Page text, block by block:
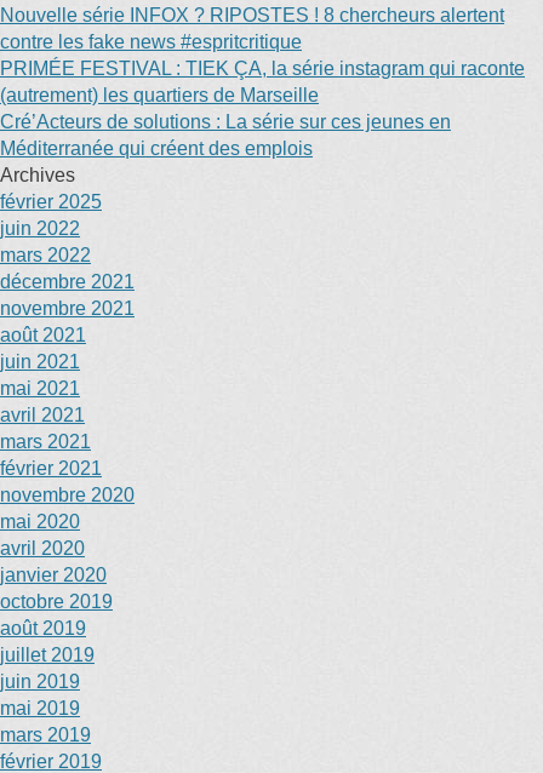
Nouvelle série INFOX ? RIPOSTES ! 8 chercheurs alertent
contre les fake news #espritcritique
PRIMÉE FESTIVAL : TIEK ÇA, la série instagram qui raconte
(autrement) les quartiers de Marseille
Cré’Acteurs de solutions : La série sur ces jeunes en
Méditerranée qui créent des emplois
Archives
février 2025
juin 2022
mars 2022
décembre 2021
novembre 2021
août 2021
juin 2021
mai 2021
avril 2021
mars 2021
février 2021
novembre 2020
mai 2020
avril 2020
janvier 2020
octobre 2019
août 2019
juillet 2019
juin 2019
mai 2019
mars 2019
février 2019